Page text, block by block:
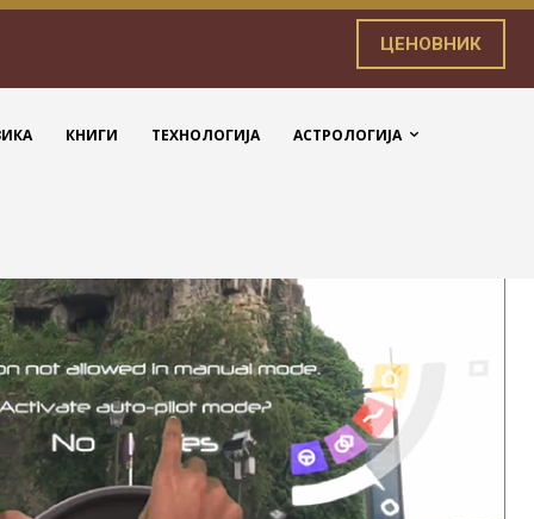
ЦЕНОВНИК
КНИГИ ТЕХНОЛОГИЈА АСТРОЛОГИЈА